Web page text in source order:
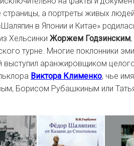
страницы, а портреты живых
в Японии и Китае»
Хельсинки Жоржем Годзинским
турне. Многие поклонники
выступил аранжировщиком
Виктора Клименко, чье
Борисом Рубашкиным или